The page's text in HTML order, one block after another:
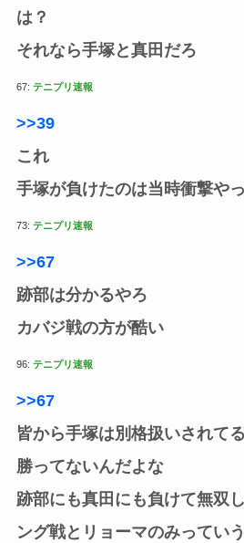
は？
それなら手塚と真田だろ
67: テニプリ速報
>>39
これ
手塚が負けたのは当時衝撃や
73: テニプリ速報
>>67
跡部は分かるやろ
カバジ戦の方が酷い
96: テニプリ速報
>>67
皆から手塚は別格扱いされて
勝ってないんだよな
跡部にも真田にも負けて無双
ング戦とリョーマのみっていう